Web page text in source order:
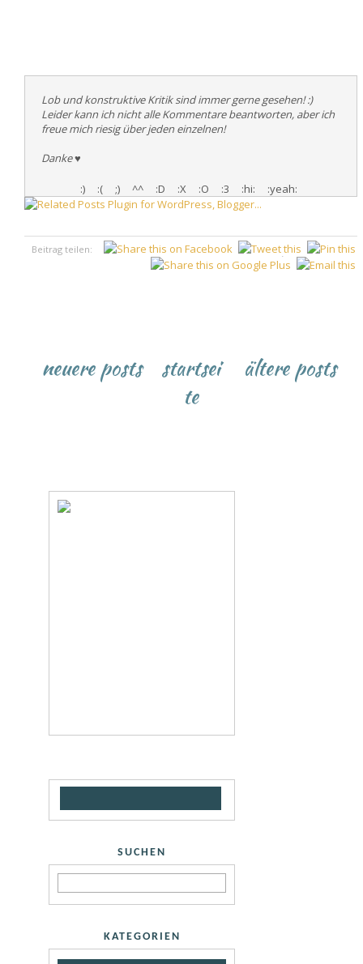
Lob und konstruktive Kritik sind immer gerne gesehen! :)
Leider kann ich nicht alle Kommentare beantworten, aber ich
freue mich riesig über jeden einzelnen!
Danke♥
:) :( ;) ^^ :D :X :O :3 :hi: :yeah:
♥
Beitrag teilen:
neuere posts ältere posts
startsei
te
SUCHEN
KATEGORIEN